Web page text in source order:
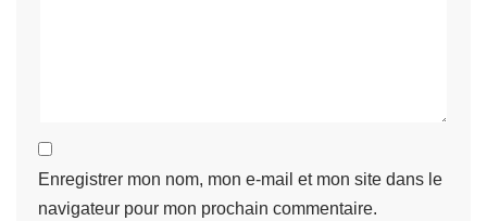
Enregistrer mon nom, mon e-mail et mon site dans le
navigateur pour mon prochain commentaire.